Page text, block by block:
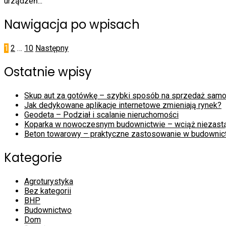
Nawigacja po wpisach
1 2 … 10 Następny
Ostatnie wpisy
Skup aut za gotówkę – szybki sposób na sprzedaż
Jak dedykowane aplikacje internetowe zmieniają rynek?
Geodeta – Podział i scalanie nieruchomości
Koparka w nowoczesnym budownictwie – wciąż
Beton towarowy – praktyczne zastosowanie w
Kategorie
Agroturystyka
Bez kategorii
BHP
Budownictwo
Dom